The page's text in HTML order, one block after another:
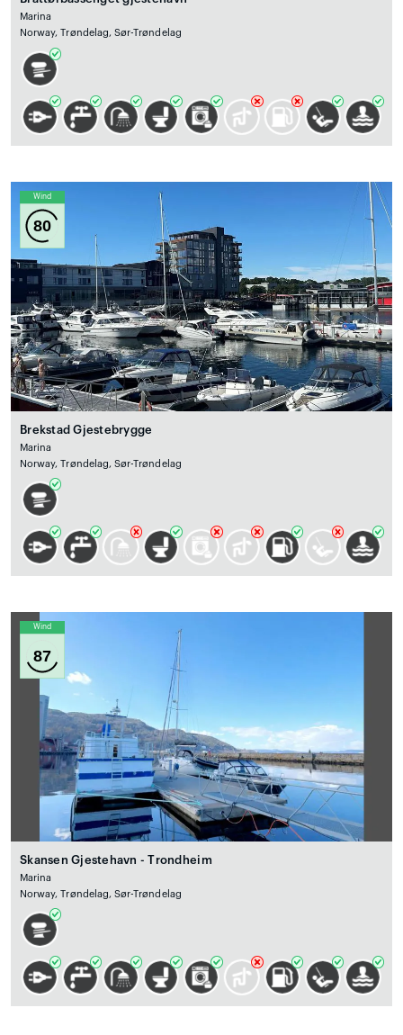
Marina
Norway, Trøndelag, Sør-Trøndelag
Wind
80
Brekstad Gjestebrygge
Marina
Norway, Trøndelag, Sør-Trøndelag
Wind
87
Skansen Gjestehavn - Trondheim
Marina
Norway, Trøndelag, Sør-Trøndelag